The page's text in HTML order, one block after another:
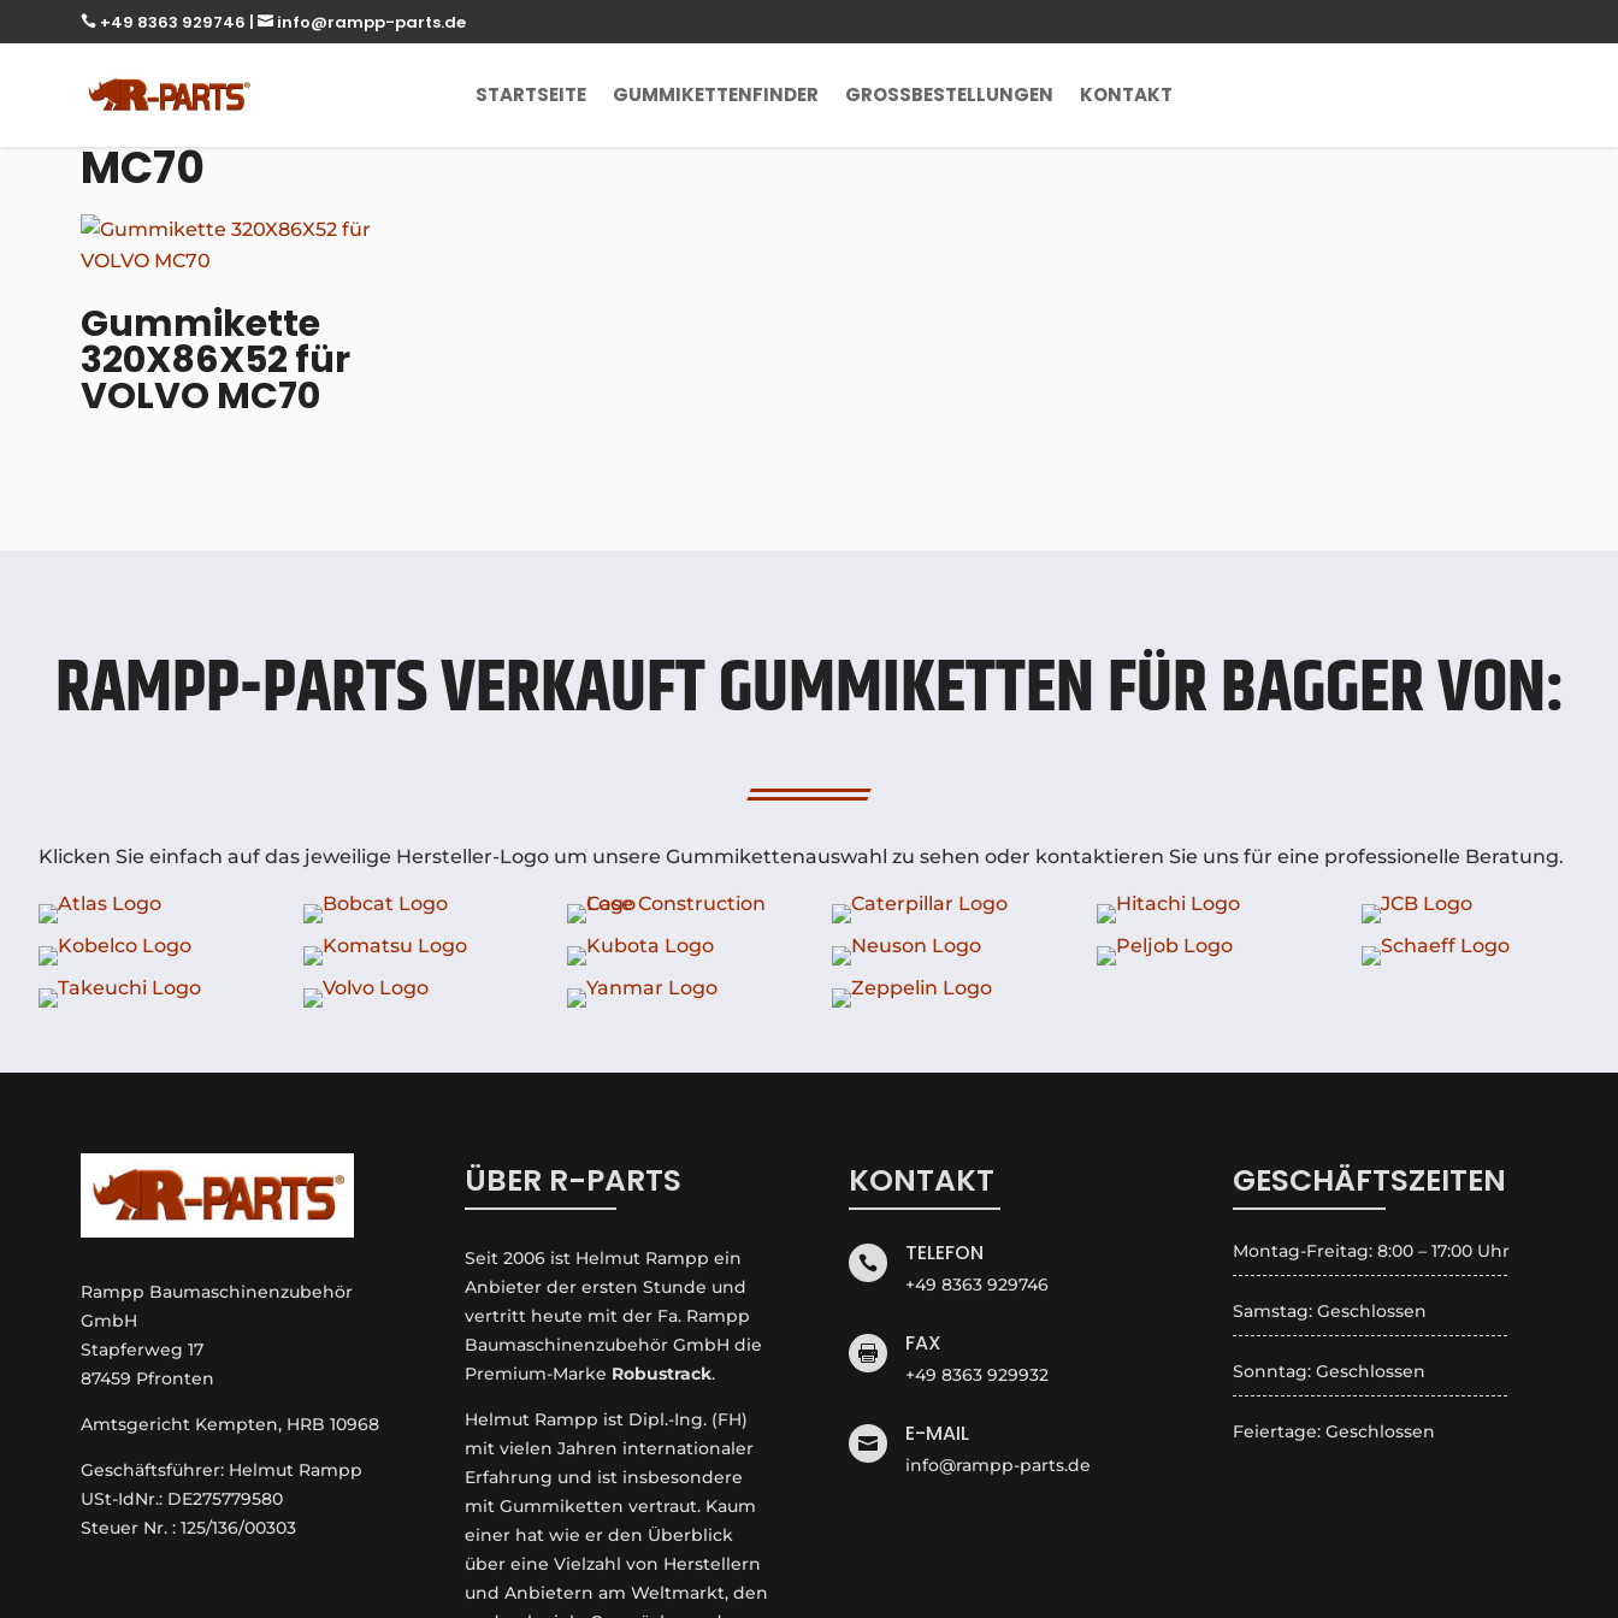
 +49 8363 929746 | info@rampp-parts.de
STARTSEITE GUMMIKETTENFINDER GROSSBESTELLUNGEN KONTAKT
MC70
Gummikette
320X86X52 für
VOLVO MC70
RAMPP-PARTS VERKAUFT GUMMIKETTEN FÜR BAGGER VON:
Klicken Sie einfach auf das jeweilige Hersteller-Logo um unsere Gummikettenauswahl zu sehen oder kontaktieren Sie uns für eine professionelle Beratung.
Rampp Baumaschinenzubehör
GmbH
Stapferweg 17
87459 Pfronten
Amtsgericht Kempten, HRB 10968
Geschäftsführer: Helmut Rampp
USt-IdNr.: DE275779580
Steuer Nr. : 125/136/00303
ÜBER R-PARTS
Seit 2006 ist Helmut Rampp ein
An­bieter der ersten Stunde und
vertritt heute mit der Fa. Rampp
Baumaschinenzubehör GmbH die
Premium-Marke Robustrack.
Helmut Rampp ist Dipl.-Ing. (FH)
mit vielen Jahren internationaler
Erfahrung und ist insbesondere
mit Gummiketten vertraut. Kaum
einer hat wie er den Überblick
über eine Vielzahl von Herstellern
und Anbietern am Weltmarkt, den
KONTAKT
 TELEFON
+49 8363 929746
 FAX
+49 8363 929932
 E-MAIL
info@rampp-parts.de
GESCHÄFTSZEITEN
Montag-Freitag: 8:00 – 17:00 Uhr
Samstag: Geschlossen
Sonntag: Geschlossen
Feiertage: Geschlossen